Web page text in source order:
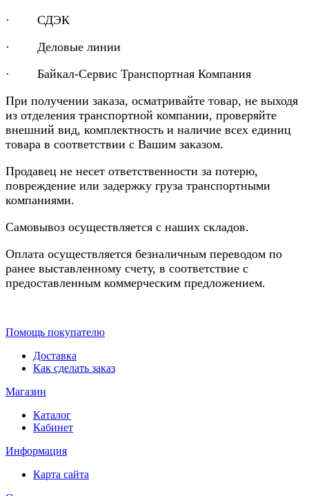
· СДЭК
· Деловые линии
· Байкал-Сервис Транспортная Компания
При получении заказа, осматривайте товар, не выходя
из отделения транспортной компании, проверяйте
внешний вид, комплектность и наличие всех единиц
товара в соответствии с Вашим заказом.
Продавец не несет ответственности за потерю,
повреждение или задержку груза транспортными
компаниями.
Самовывоз осуществляется с наших складов.
Оплата осуществляется безналичным переводом по
ранее выставленному счету, в соответствие с
предоставленным коммерческим предложением.
Помощь покупателю
Доставка
Как сделать заказ
Магазин
Каталог
Кабинет
Информация
Карта сайта